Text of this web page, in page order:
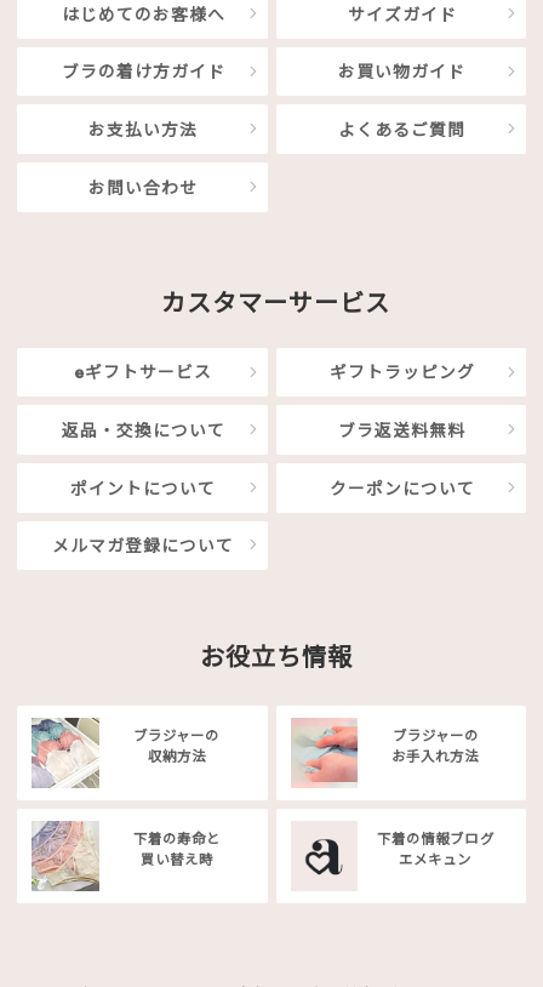
はじめてのお客様へ サイズガイド
ブラの着け方ガイド お買い物ガイド
お支払い方法 よくあるご質問
お問い合わせ
カスタマーサービス
eギフトサービス ギフトラッピング
返品・交換について ブラ返送料無料
ポイントについて クーポンについて
メルマガ登録について
お役立ち情報
ブラジャーの
収納方法
ブラジャーの
お手入れ方法
下着の寿命と
買い替え時
下着の情報ブログ
エメキュン